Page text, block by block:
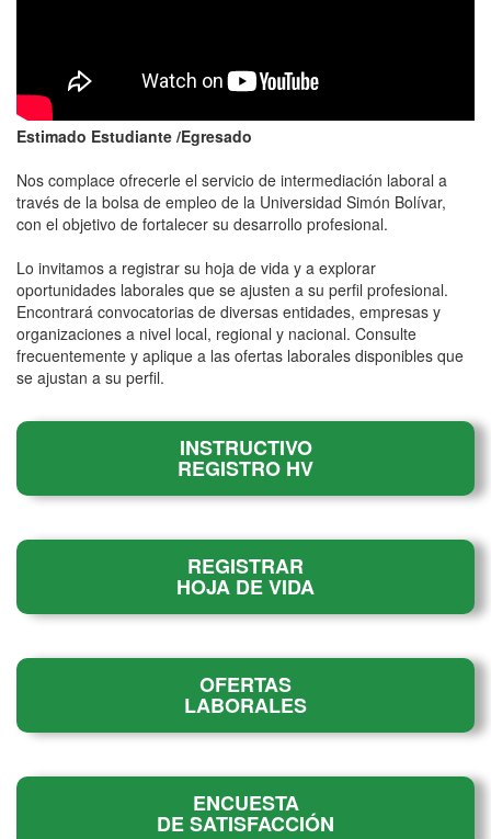
Estimado Estudiante /Egresado
Nos complace ofrecerle el servicio de intermediación laboral a
través de la bolsa de empleo de la Universidad Simón Bolívar,
con el objetivo de fortalecer su desarrollo profesional.
Lo invitamos a registrar su hoja de vida y a explorar
oportunidades laborales que se ajusten a su perfil profesional.
Encontrará convocatorias de diversas entidades, empresas y
organizaciones a nivel local, regional y nacional. Consulte
frecuentemente y aplique a las ofertas laborales disponibles que
se ajustan a su perfil.
INSTRUCTIVO
REGISTRO HV
REGISTRAR
HOJA DE VIDA
OFERTAS
LABORALES
ENCUESTA
DE SATISFACCIÓN